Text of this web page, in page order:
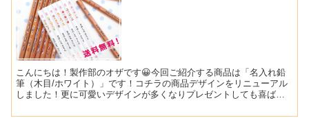
こんにちは！製作部のオザです😀今回ご紹介する商品は「名入れ鉛
筆（木目/ホワイト）」です！コチラの商品デザインをリニューアル
しました！更に可愛いデザインが多くなりプレゼントしても喜ばれ